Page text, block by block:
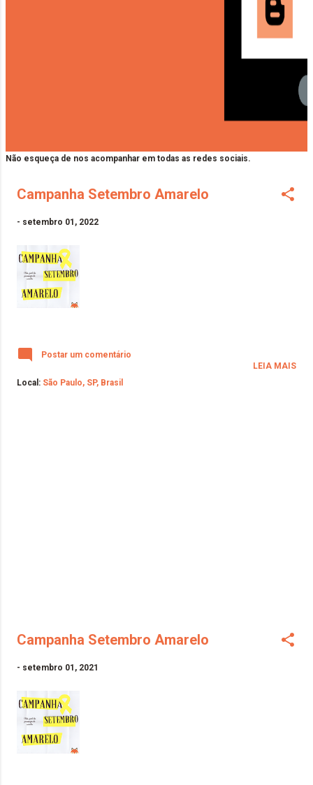
Não esqueça de nos acompanhar em todas as redes sociais.
Campanha Setembro Amarelo
- setembro 01, 2022
Postar um comentário
Local: São Paulo, SP, Brasil
LEIA MAIS
Campanha Setembro Amarelo
- setembro 01, 2021